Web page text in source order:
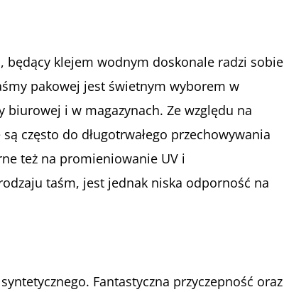
będący klejem wodnym doskonale radzi sobie
pakowej jest świetnym wyborem w
i w magazynach. Ze względu na
często do długotrwałego przechowywania
też na promieniowanie UV i
taśm, jest jednak niska odporność na
Fantastyczna przyczepność oraz